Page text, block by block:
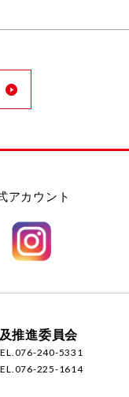
推進委員会
240-5331
225-1614
アカウント